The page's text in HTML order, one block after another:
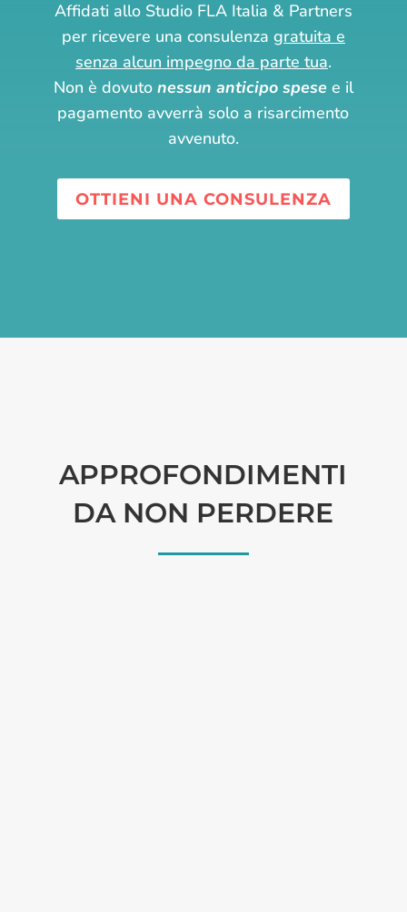
Affidati allo Studio FLA Italia & Partners
per ricevere una consulenza gratuita e
senza alcun impegno da parte tua.
Non è dovuto nessun anticipo spesee il
pagamento avverrà solo a risarcimento
avvenuto.
OTTIENI UNA CONSULENZA
APPROFONDIMENTI
DA NON PERDERE